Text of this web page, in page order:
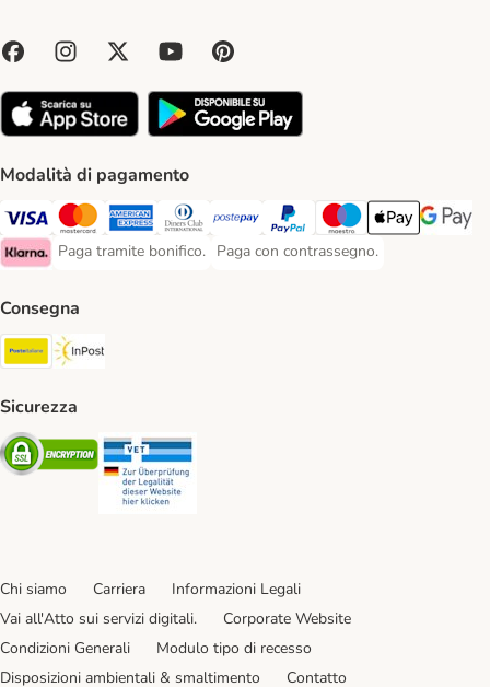
Modalità di pagamento
Paga con Visa. Payment Method
Paga con Mastercard. Payment Method
Paga con American Express. Payment Method
Paga con Diners Club. Payment Method
Paga con Postepay. Payment Method
Paga con PayPal. Payment
Paga con Maestro.
Apple PayGoogle
Klarna Payment Method
Paga tramite bonifico.
Paga tramite bonifico. Payment Method
Paga con contrassegno.
Paga con contrassegno. Payment
Consegna
Poste Italiane. Shipping Method
Sicurezza
Security
Chi siamo Carriera
Informazioni Legali
Vai all'Atto sui servizi digitali.
Corporate Website
Condizioni Generali
Modulo tipo di recesso
Disposizioni ambientali & smaltimento
Contatto